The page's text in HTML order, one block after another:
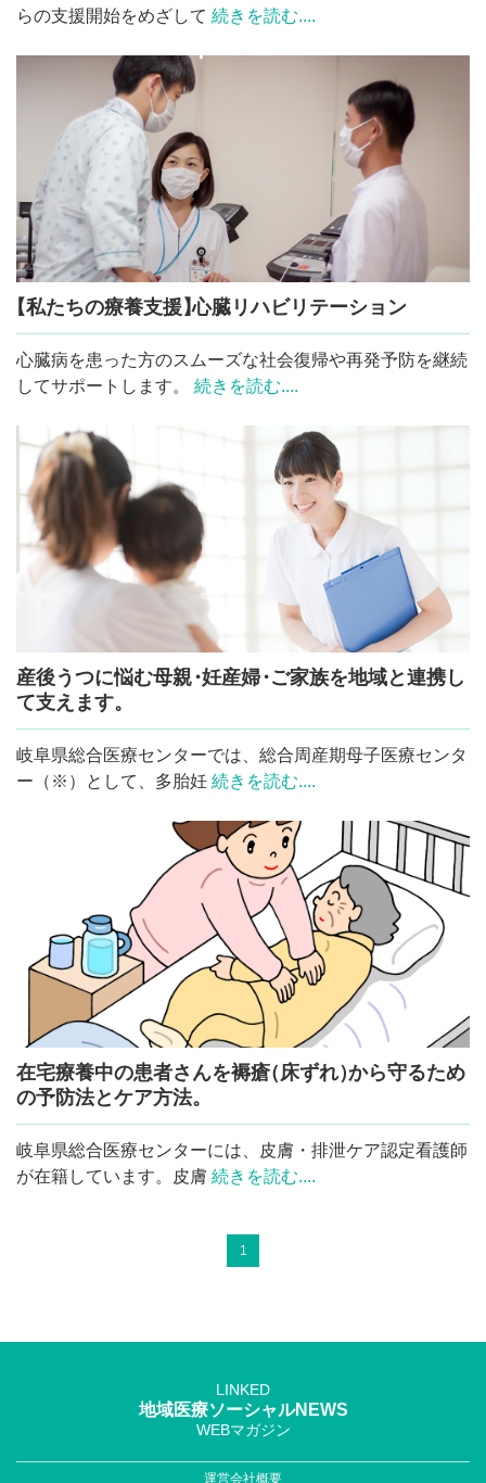
らの支援開始をめざして 続きを読む....
【私たちの療養支援】心臓リハビリテーション
心臓病を患った方のスムーズな社会復帰や再発予防を継続
してサポートします。 続きを読む....
産後うつに悩む母親・妊産婦・ご家族を地域と連携し
て支えます。
岐阜県総合医療センターでは、総合周産期母子医療センタ
ー（※）として、多胎妊 続きを読む....
在宅療養中の患者さんを褥瘡（床ずれ）から守るため
の予防法とケア方法。
岐阜県総合医療センターには、皮膚・排泄ケア認定看護師
が在籍しています。皮膚 続きを読む....
1
LINKED
地域医療ソーシャルNEWS
WEBマガジン
運営会社概要